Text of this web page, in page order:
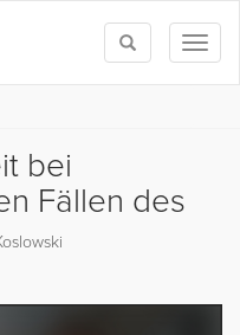
Toggle
search
bei
Fällen des